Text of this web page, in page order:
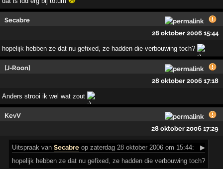
Secabre
28 oktober 2006 15:44
hopelijk hebben ze dat nu gefixed, ze hadden die verbouwing toch?
[J-Roon]
28 oktober 2006 17:18
Anders strooi ik wel wat zout
KevV
28 oktober 2006 17:29
Uitspraak vanSecabre op zaterdag 28 oktober 2006 om 15:44:
▶
hopelijk hebben ze dat nu gefixed, ze hadden die verbouwing toch?